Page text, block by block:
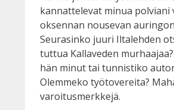
kannattelevat minua polviani
oksennan nousevan
Seurasinko juuri Iltalehden
tuttua Kallaveden
hän minut tai tunnistiko
Olemmeko työtovereita?
varoitusmerkkejä.